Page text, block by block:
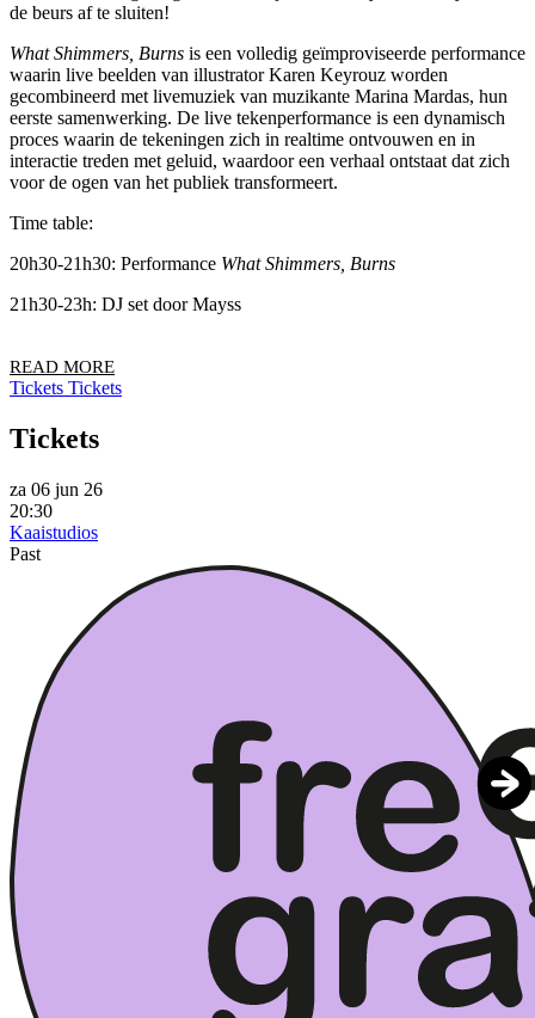
de beurs af te sluiten!
What Shimmers, Burns is een volledig geïmproviseerde performance
waarin live beelden van illustrator Karen Keyrouz worden
gecombineerd met livemuziek van muzikante Marina Mardas, hun
eerste samenwerking. De live tekenperformance is een dynamisch
proces waarin de tekeningen zich in realtime ontvouwen en in
interactie treden met geluid, waardoor een verhaal ontstaat dat zich
voor de ogen van het publiek transformeert.
Time table:
20h30-21h30: Performance What Shimmers, Burns
21h30-23h: DJ set door Mayss
READ MORE
Tickets Tickets
Tickets
za 06 jun 26
20:30
Kaaistudios
Past